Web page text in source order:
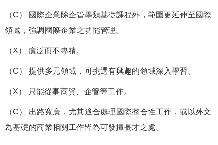
（O） 國際企業除企管學類基礎課程外，範圍更延伸至國際
領域，強調國際企業之功能管理。
（X） 廣泛而不專精。
（O） 提供多元領域，可挑選有興趣的領域深入學習。
（X） 只能從事商貿、企管等工作。
（O） 出路寬廣，尤其適合處理國際整合性工作，或以外文
為基礎的商業相關工作皆為可發揮長才之處。